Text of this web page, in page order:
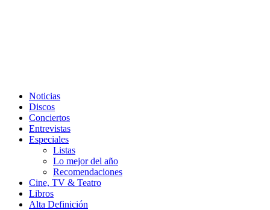
Noticias
Discos
Conciertos
Entrevistas
Especiales
Listas
Lo mejor del año
Recomendaciones
Cine, TV & Teatro
Libros
Alta Definición